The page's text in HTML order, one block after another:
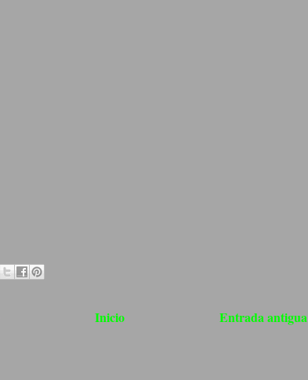
Entrada antigua
Inicio